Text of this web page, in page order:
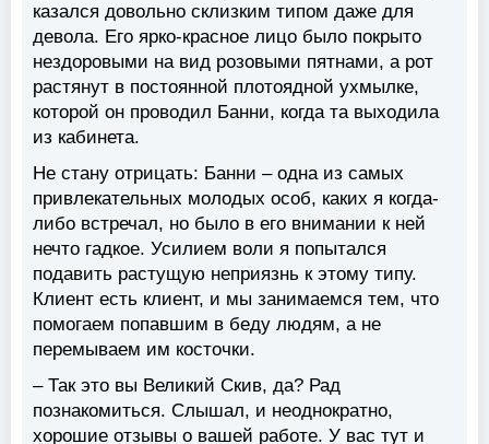
казался довольно склизким типом даже для
девола. Его ярко-красное лицо было покрыто
нездоровыми на вид розовыми пятнами, а рот
растянут в постоянной плотоядной ухмылке,
которой он проводил Банни, когда та выходила
из кабинета.
Не стану отрицать: Банни – одна из самых
привлекательных молодых особ, каких я когда-
либо встречал, но было в его внимании к ней
нечто гадкое. Усилием воли я попытался
подавить растущую неприязнь к этому типу.
Клиент есть клиент, и мы занимаемся тем, что
помогаем попавшим в беду людям, а не
перемываем им косточки.
– Так это вы Великий Скив, да? Рад
познакомиться. Слышал, и неоднократно,
хорошие отзывы о вашей работе. У вас тут и